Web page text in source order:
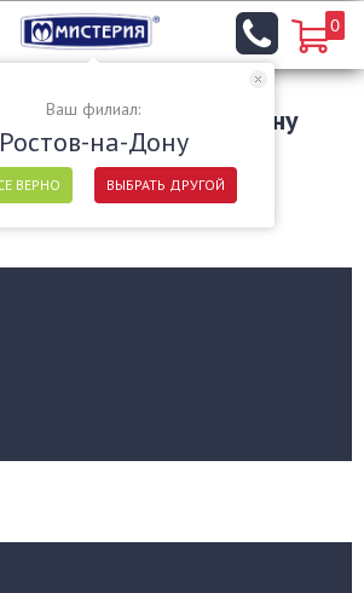
Ваш филиал:
Ростов-на-Дону
ВЕРНО ВЫБРАТЬ ДРУГОЙ
0
в Ростове-на-Дону